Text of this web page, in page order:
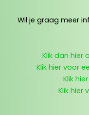
Wil je graag meer
Klik dan
Klik hier voor
Klik
Klik hier